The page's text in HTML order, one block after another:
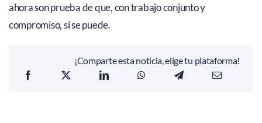
ahora son prueba de que, con trabajo conjunto y
compromiso, sí se puede.
¡Comparte esta noticia, elige tu plataforma!